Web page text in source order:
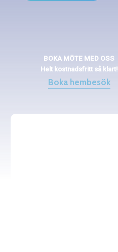
BOKA MÖTE MED OSS
Helt kostnadsfritt så klart!
Boka hembesök